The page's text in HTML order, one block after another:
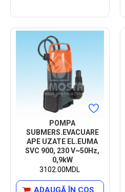
POMPA
SUBMERS.EVACUARE
APE UZATE EL.EUMA
SVC 900, 230 V~50Hz,
0,9kW
3102.00MDL
ADAUGĂ ÎN COŞ